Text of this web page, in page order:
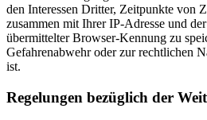
den Interessen Dritter, Zeitpunkte von
zusammen mit Ihrer IP-Adresse und
übermittelter Browser-Kennung zu
Gefahrenabwehr oder zur rechtlichen
ist.
Regelungen bezüglich der